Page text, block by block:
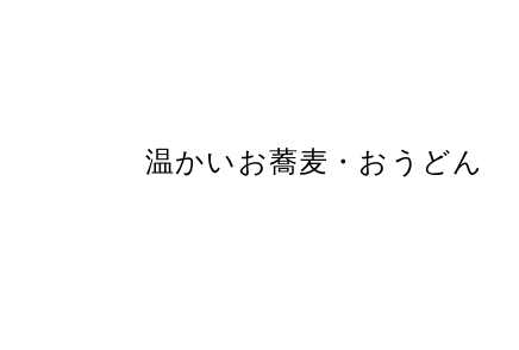
温かいお蕎麦・おうどん